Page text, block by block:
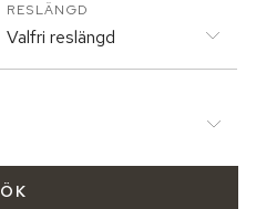
RESLÄNGD
Valfri reslängd